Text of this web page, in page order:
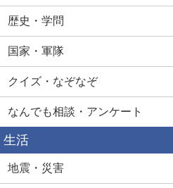
歴史・学問
国家・軍隊
クイズ・なぞなぞ
なんでも相談・アンケート
生活
地震・災害